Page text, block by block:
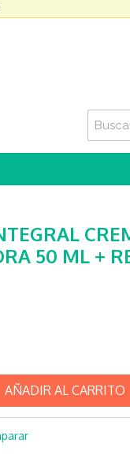
50 ML +
AÑADIR AL CARRITO